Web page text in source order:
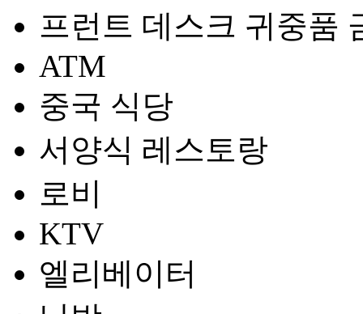
프런트 데스크 귀중품
ATM
중국 식당
서양식 레스토랑
로비
KTV
엘리베이터